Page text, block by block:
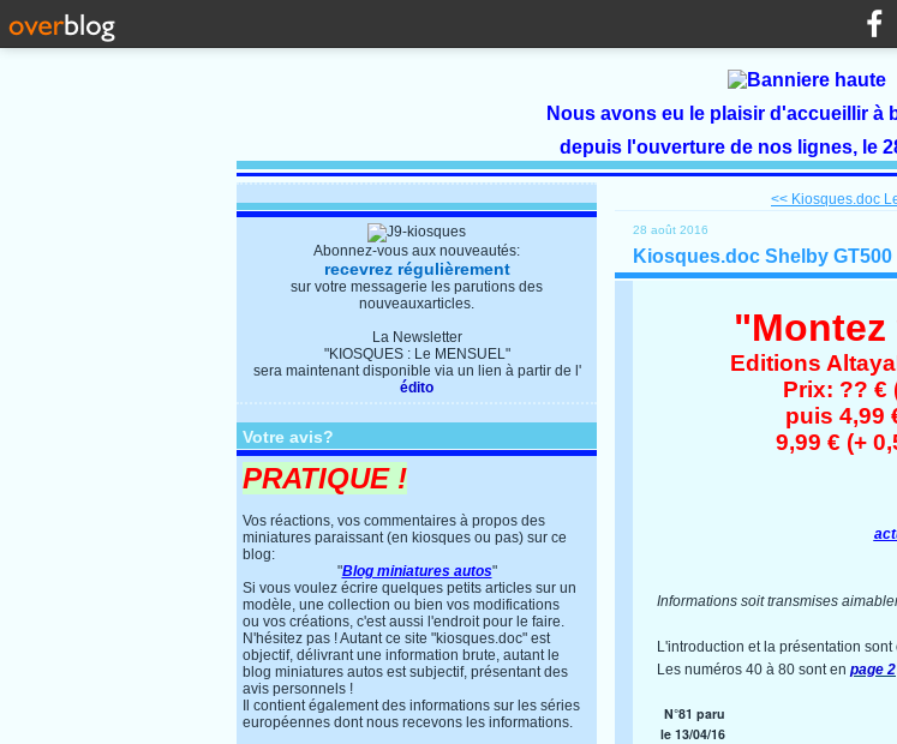
Nous avons eu le plaisir d'accueillir à
depuis l'ouverture de nos lignes, le
Abonnez-vous aux nouveautés:
recevrez régulièrement
sur votre messagerie les parutions des
nouveauxarticles.
La Newsletter
"KIOSQUES : Le MENSUEL"
sera maintenant disponible via un lien à partir de l'
édito
Votre avis?
PRATIQUE !
Vos réactions, vos commentaires à propos des
miniatures paraissant (en kiosques ou pas) sur ce
blog:
"Blog miniatures autos"
Si vous voulez écrire quelques petits articles sur un
modèle, une collection ou bien vos modifications
ou vos créations, c'est aussi l'endroit pour le faire.
N'hésitez pas ! Autant ce site "kiosques.doc" est
objectif, délivrant une information brute, autant le
blog miniatures autos est subjectif, présentant des
avis personnels !
Il contient également des informations sur les séries
européennes dont nous recevons les informations.
<< Kiosques.doc
28 août 2016
Kiosques.doc Shelby
"Montez
Editions Altaya
Prix: ?? €
puis 4,99
9,99 € (+
Informations soit transmises
L'introduction et la présentation sont
Les numéros 40 à 80 sont en page 2
N°81 paru
le 13/04/16